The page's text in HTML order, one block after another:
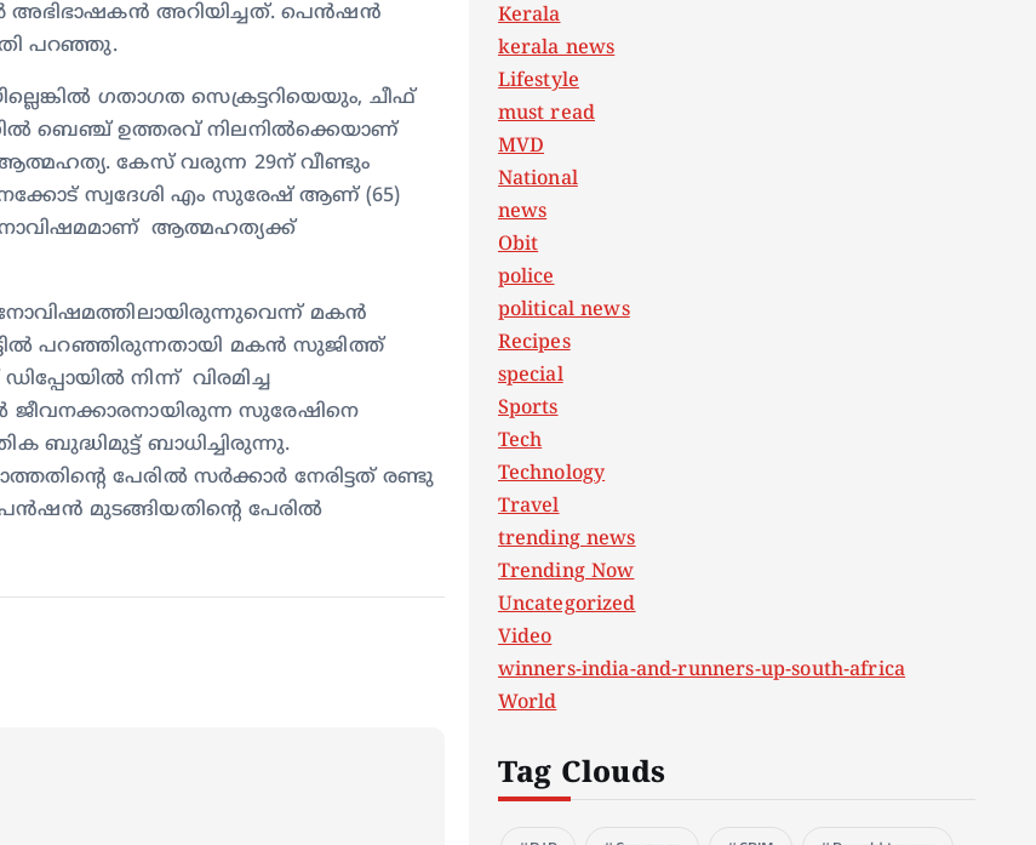
അഭിഭാഷകൻ അറിയിച്ചത്. പെൻഷൻ
പറഞ്ഞു.
ഗതാഗത സെക്രട്ടറിയെയും, ചീഫ്
ബെഞ്ച് ഉത്തരവ് നിലനിൽക്കെയാണ്
ആത്മഹത്യ. കേസ് വരുന്ന 29ന് വീണ്ടും
സ്വദേശി എം സുരേഷ് ആണ് (65)
ആത്മഹത്യക്ക്
മകൻ
പറഞ്ഞിരുന്നതായി മകൻ സുജിത്ത്
നിന്ന് വിരമിച്ച
ജീവനക്കാരനായിരുന്ന സുരേഷിനെ
ബുദ്ധിമുട്ട് ബാധിച്ചിരുന്നു.
പേരില്‍ സര്‍ക്കാര്‍ നേരിട്ടത് രണ്ടു
മുടങ്ങിയതിന്‍റെ പേരില്‍
Kerala
kerala news
Lifestyle
must read
MVD
National
news
Obit
police
political news
Recipes
special
Sports
Tech
Technology
Travel
trending news
Trending Now
Uncategorized
Video
winners-india-and-runners-up-south-africa
World
Tag Clouds